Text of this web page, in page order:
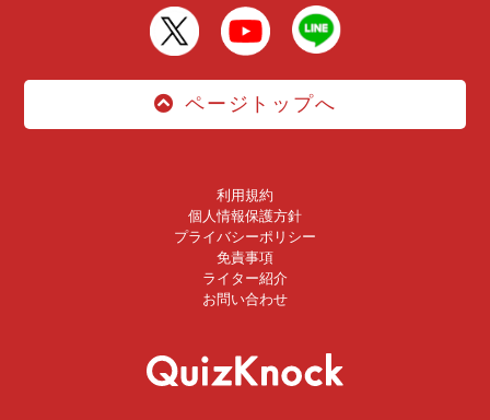
ページトップへ
利用規約
個人情報保護方針
プライバシーポリシー
免責事項
ライター紹介
お問い合わせ